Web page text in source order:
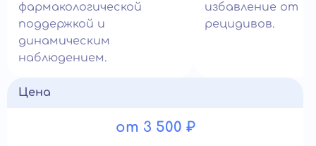
фармакологической
поддержкой и
динамическим
наблюдением.
избавление от
рецидивов.
Цена
от 3 500 ₽